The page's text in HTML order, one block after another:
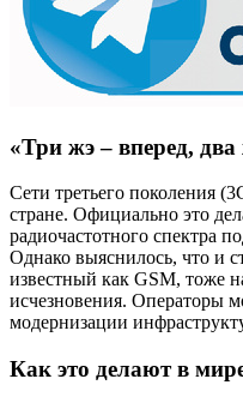
«Три жэ – вперед, два
Сети третьего поколения
стране. Официально это
радиочастотного спектра
Однако выяснилось, что и
известный как GSM, тоже
исчезновения. Операторы
модернизации
Как это делают в